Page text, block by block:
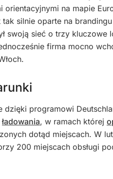
orientacyjnymi na mapie
silnie oparte na
swoją sieć o trzy kluczowe
firma mocno
programowi
ładowania, w ramach której
dotąd miejscach. W
200 miejscach obsługi